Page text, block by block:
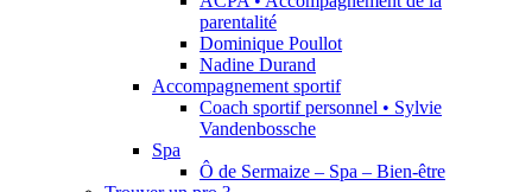
parentalité
Dominique Poullot
Nadine Durand
Accompagnement sportif
Coach sportif personnel • Sylvie
Vandenbossche
Spa
Ô de Sermaize – Spa – Bien-être